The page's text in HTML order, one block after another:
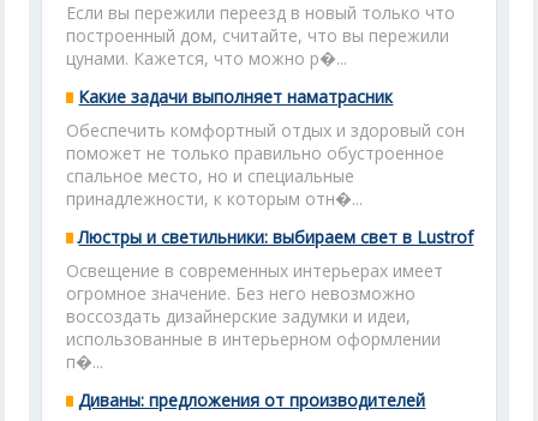
Если вы пережили переезд в новый только что
построенный дом, считайте, что вы пережили
цунами. Кажется, что можно р�...
Какие задачи выполняет наматрасник
Обеспечить комфортный отдых и здоровый сон
поможет не только правильно обустроенное
спальное место, но и специальные
принадлежности, к которым отн�...
Люстры и светильники: выбираем свет в Lustrof
Освещение в современных интерьерах имеет
огромное значение. Без него невозможно
воссоздать дизайнерские задумки и идеи,
использованные в интерьерном оформлении
п�...
Диваны: предложения от производителей